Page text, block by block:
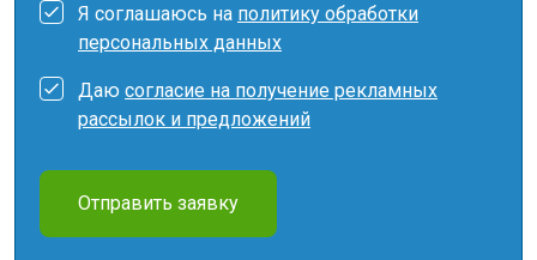
Я соглашаюсь на политику обработки
персональных данных
Даю согласие на получение рекламных
рассылок и предложений
Отправить заявку